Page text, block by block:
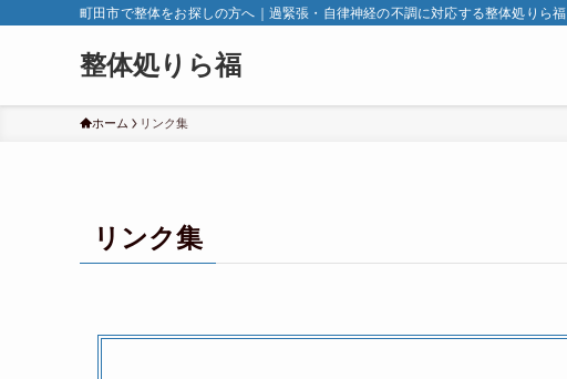
町田市で整体をお探しの方へ｜過緊張・自律神経の不調に対応する整体処りら福
整体処りら福
ホーム リンク集
リンク集